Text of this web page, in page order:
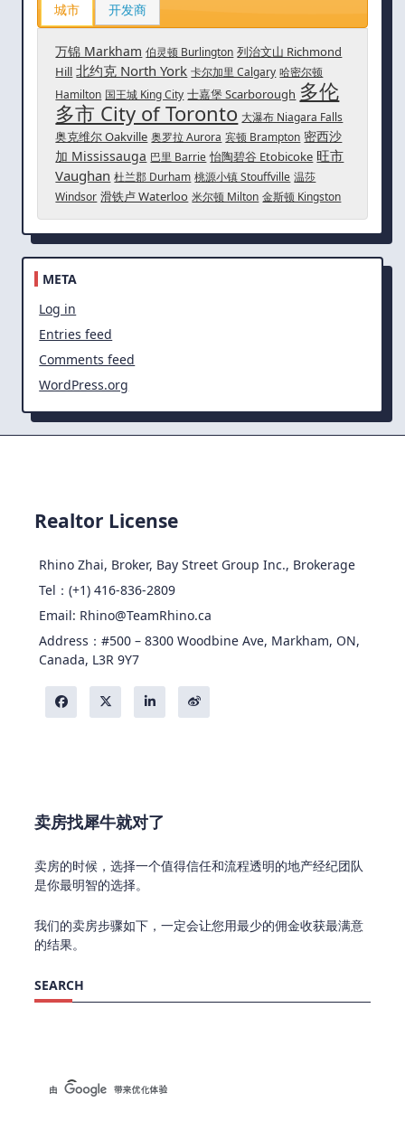
城市 开发商
万锦 Markham 伯灵顿 Burlington 列治文山 Richmond
Hill 北约克 North York 卡尔加里 Calgary 哈密尔顿
Hamilton 国王城 King City 士嘉堡 Scarborough 多伦
多市 City of Toronto 大瀑布 Niagara Falls
奥克维尔 Oakville 奥罗拉 Aurora 宾顿 Brampton 密西沙
加 Mississauga 巴里 Barrie 怡陶碧谷 Etobicoke 旺市
Vaughan 杜兰郡 Durham 桃源小镇 Stouffville 温莎
Windsor 滑铁卢 Waterloo 米尔顿 Milton 金斯顿 Kingston
META
Log in
Entries feed
Comments feed
WordPress.org
Realtor License
Rhino Zhai, Broker, Bay Street Group Inc., Brokerage
Tel：(+1) 416-836-2809
Email: Rhino@TeamRhino.ca
Address：#500 – 8300 Woodbine Ave, Markham, ON,
Canada, L3R 9Y7
卖房找犀牛就对了
卖房的时候，选择一个值得信任和流程透明的地产经纪团队
是你最明智的选择。
我们的卖房步骤如下，一定会让您用最少的佣金收获最满意
的结果。
SEARCH